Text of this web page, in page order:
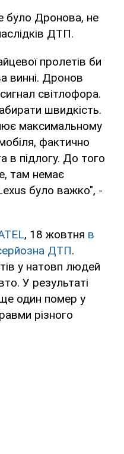
було Дронова, не
ДТП.
пролетів би
винні. Дронов
світлофора.
швидкість.
максимальному
фактично
в підлогу. До того
там немає
було важко", -
, 18 жовтня в
ДТП.
у натовп людей
У результаті
один помер у
різного